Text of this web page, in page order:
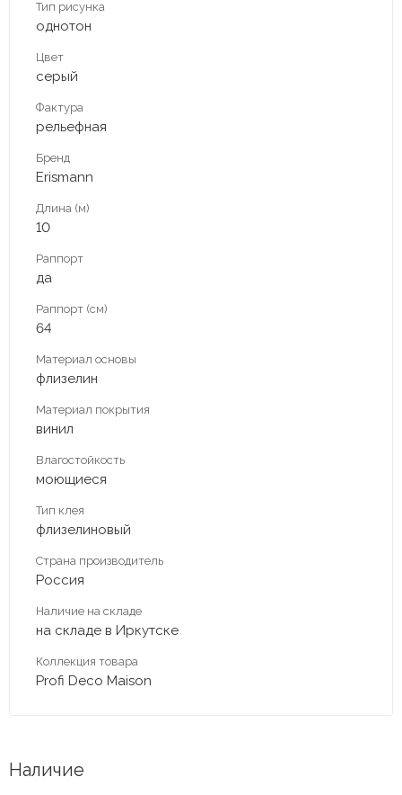
Тип рисунка
однотон
Цвет
серый
Фактура
рельефная
Бренд
Erismann
Длина (м)
10
Раппорт
да
Раппорт (см)
64
Материал основы
флизелин
Материал покрытия
винил
Влагостойкость
моющиеся
Тип клея
флизелиновый
Страна производитель
Россия
Наличие на складе
на складе в Иркутске
Коллекция товара
Profi Deco Maison
Наличие